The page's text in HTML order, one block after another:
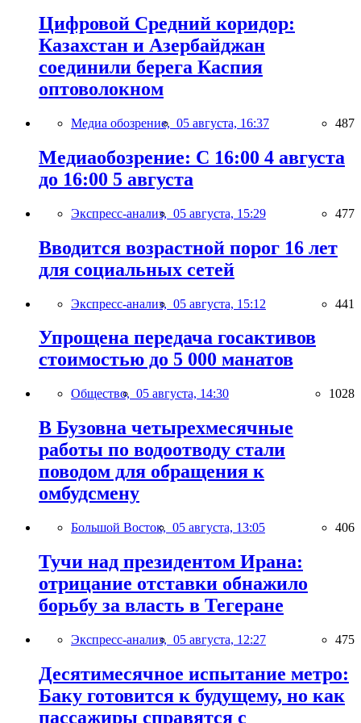
Цифровой Средний коридор:
Казахстан и Азербайджан
соединили берега Каспия
оптоволокном
Медиа обозрение, 05 августа, 16:37 487
Медиаобозрение: С 16:00 4 августа
до 16:00 5 августа
Экспресс-анализ, 05 августа, 15:29 477
Вводится возрастной порог 16 лет
для социальных сетей
Экспресс-анализ, 05 августа, 15:12 441
Упрощена передача госактивов
стоимостью до 5 000 манатов
Общество, 05 августа, 14:30 1028
В Бузовна четырехмесячные
работы по водоотводу стали
поводом для обращения к
омбудсмену
Большой Восток, 05 августа, 13:05 406
Тучи над президентом Ирана:
отрицание отставки обнажило
борьбу за власть в Тегеране
Экспресс-анализ, 05 августа, 12:27 475
Десятимесячное испытание метро:
Баку готовится к будущему, но как
пассажиры справятся с